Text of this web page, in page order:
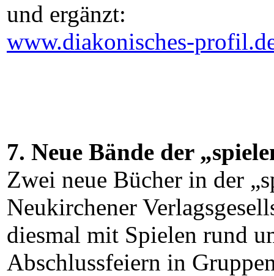
und ergänzt:
www.diakonisches-
7. Neue Bände der
Zwei neue Bücher in der
Neukirchener
diesmal mit Spielen rund
Abschlussfeiern in